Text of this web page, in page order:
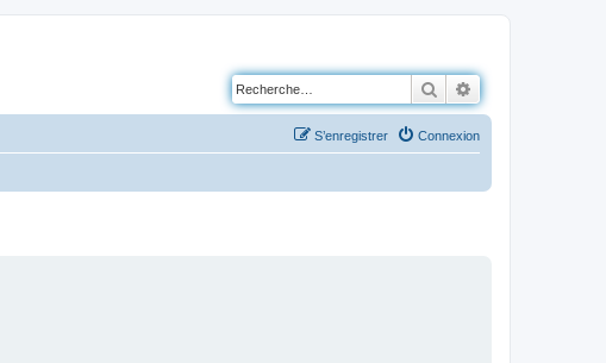
Rechercher
Connexion
S’enregistrer